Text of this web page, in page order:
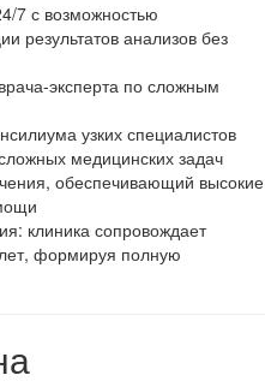
7 с возможностью
результатов анализов без
эксперта по сложным
узких специалистов
медицинских задач
обеспечивающий высокие
клиника сопровождает
формируя полную